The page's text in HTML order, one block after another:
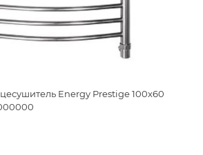
Energy Prestige 100x60